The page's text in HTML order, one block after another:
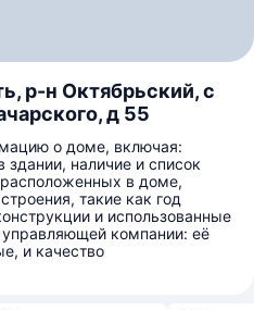
р-н Октябрьский, с
д 55
о доме, включая:
здании, наличие и список
в доме,
такие как год
и использованные
компании: её
и качество